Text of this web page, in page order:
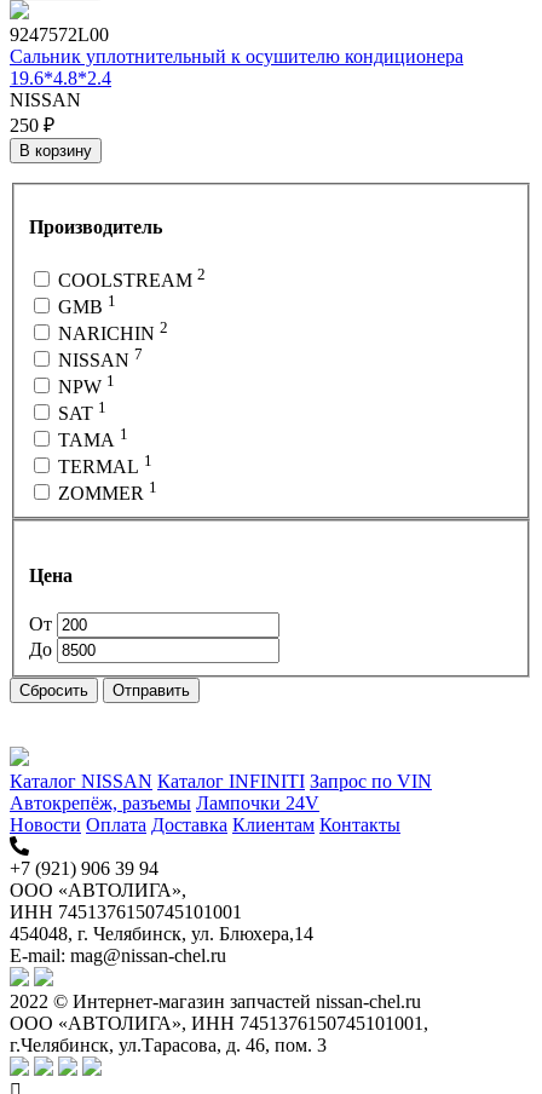
9247572L00
Сальник уплотнительный к осушителю кондиционера
19.6*4.8*2.4
NISSAN
250 ₽
В корзину
Производитель
COOLSTREAM 2
GMB 1
NARICHIN 2
NISSAN 7
NPW 1
SAT 1
TAMA 1
TERMAL 1
ZOMMER 1
Цена
От
До
Сбросить Отправить
Каталог NISSAN Каталог INFINITI Запрос по VIN
Автокрепёж, разъемы Лампочки 24V
Новости Оплата Доставка Клиентам Контакты
+7 (921) 906 39 94
ООО «АВТОЛИГА»,
ИНН 7451376150745101001
454048, г. Челябинск, ул. Блюхера,14
E-mail: mag@nissan-chel.ru
2022 © Интернет-магазин запчастей nissan-chel.ru
ООО «АВТОЛИГА», ИНН 7451376150745101001,
г.Челябинск, ул.Тарасова, д. 46, пом. 3